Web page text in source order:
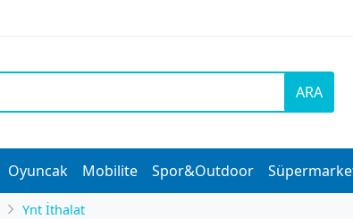
ARA
Oyuncak Mobilite Spor&Outdoor
Ynt İthalat